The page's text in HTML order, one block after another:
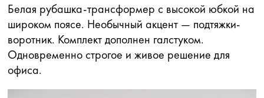
Белая рубашка-трансформер с высокой юбкой на
широком поясе. Необычный акцент — подтяжки-
воротник. Комплект дополнен галстуком.
Одновременно строгое и живое решение для
офиса.